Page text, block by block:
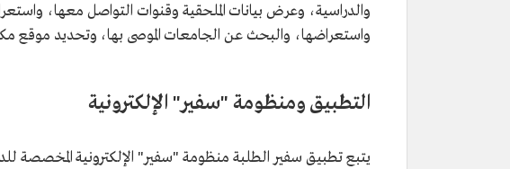
والدراسية، وعرض بيانات الملحقية وقنوات التواصل معها،
واستعراضها، والبحث عن الجامعات الموصى بها، وتحديد موقع
التطبيق ومنظومة "سفير" الإلكترونية
يتبع تطبيق سفير الطلبة منظومة "سفير" الإلكترونية المخصصة